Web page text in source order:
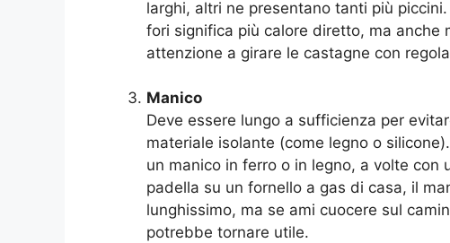
larghi, altri ne presentano tanti più
fori significa più calore diretto, ma anche
attenzione a girare le castagne con
Manico
Deve essere lungo a sufficienza per
materiale isolante (come legno o
un manico in ferro o in legno, a volte con
padella su un fornello a gas di casa, il
lunghissimo, ma se ami cuocere sul
potrebbe tornare utile.